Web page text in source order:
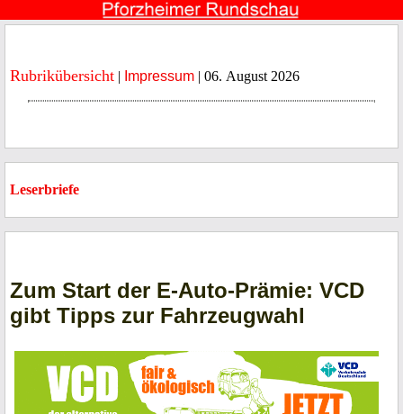
Rubrikübersicht | Impressum | 06. August 2026
Leserbriefe
Zum Start der E-Auto-Prämie: VCD
gibt Tipps zur Fahrzeugwahl